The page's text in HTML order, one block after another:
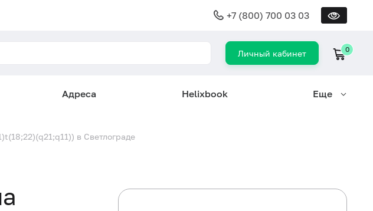
+7 (800) 700 03 03
Личный кабинет 0
Адреса Helixbook Еще
в Светлограде